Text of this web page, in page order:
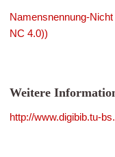
Namensnennung-
NC 4.0))
Weitere
http://www.digibib.tu-